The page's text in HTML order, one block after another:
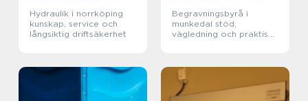
Hydraulik i norrköping
kunskap, service och
långsiktig driftsäkerhet
Begravningsbyrå i
munkedal stöd,
vägledning och praktisk